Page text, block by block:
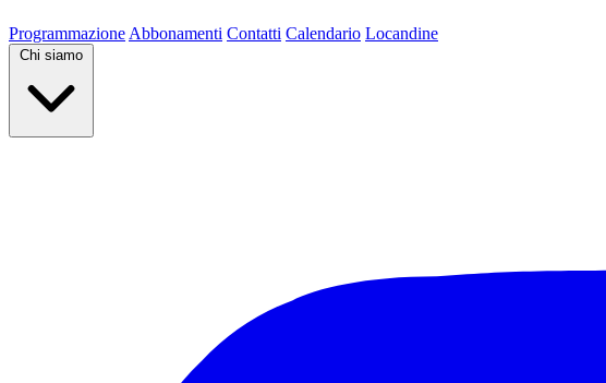
Programmazione Abbonamenti Contatti Calendario Locandine
Chi siamo